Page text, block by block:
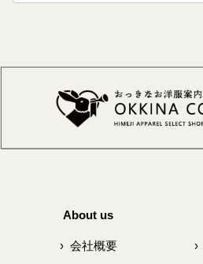
About us
›会社概要 ›